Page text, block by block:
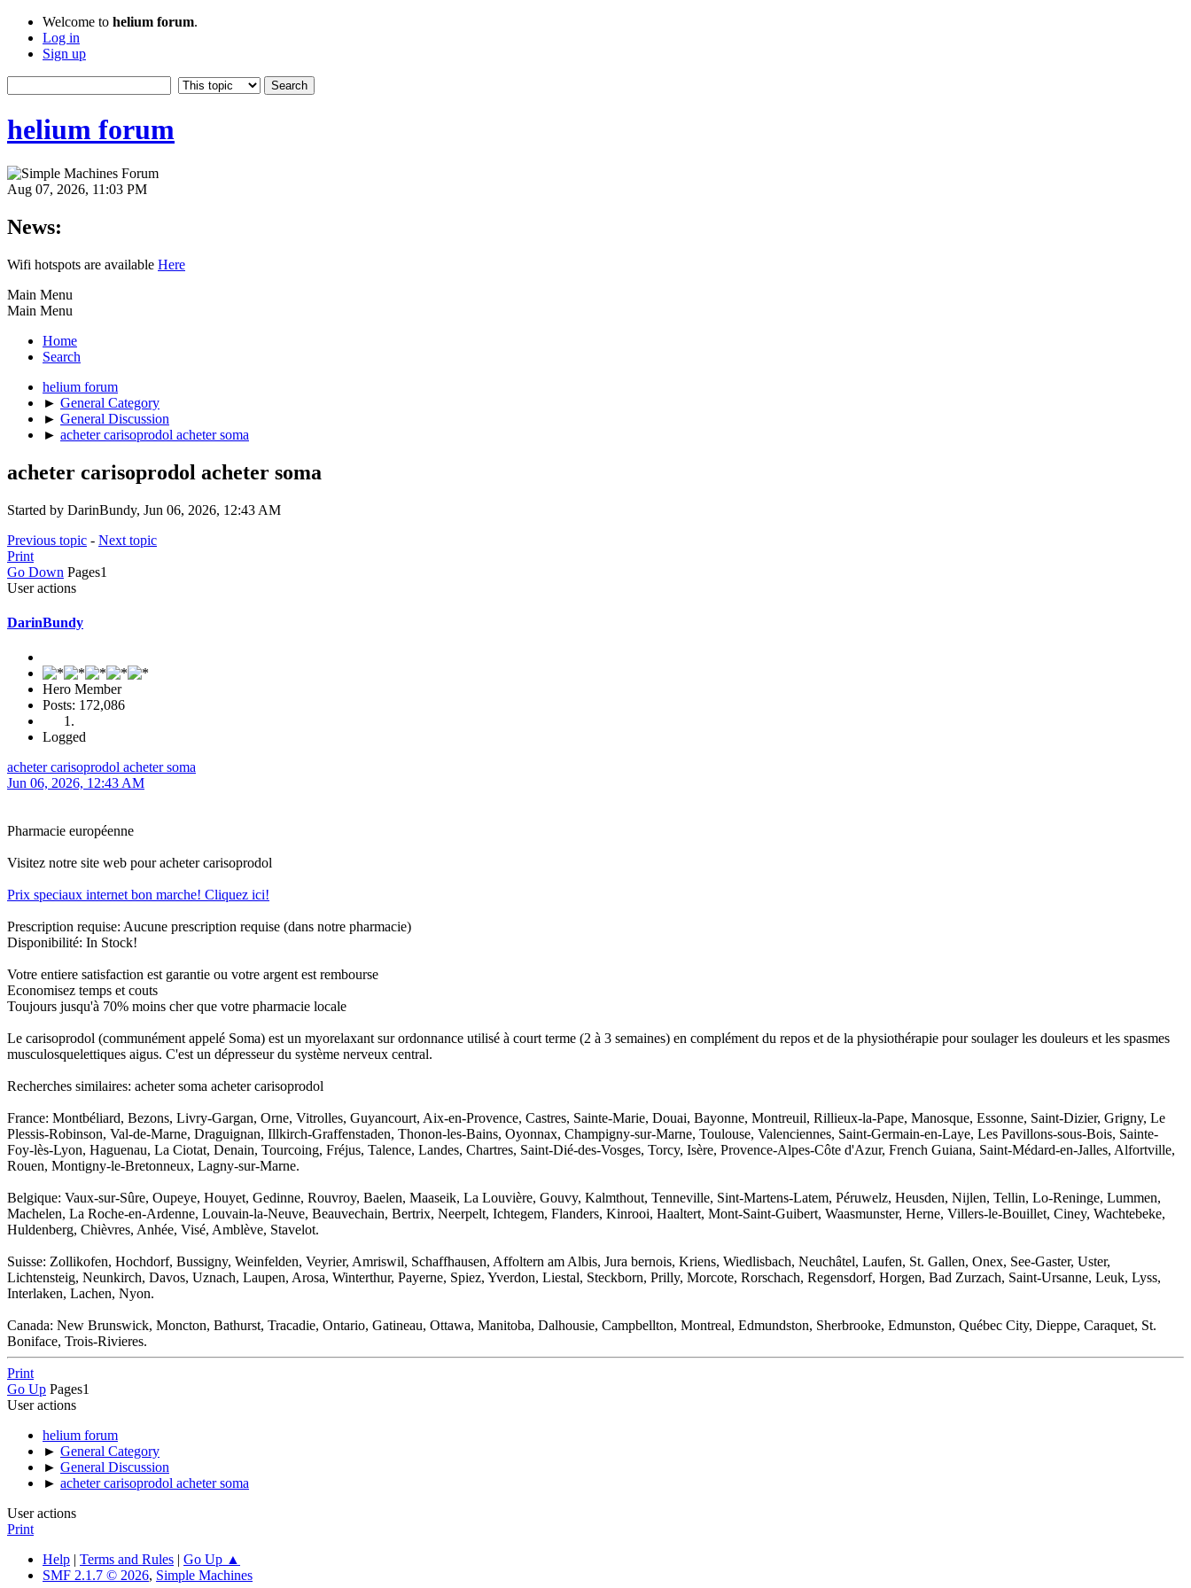
Welcome to helium forum.
Log in
Sign up
helium forum
Aug 07, 2026, 11:03 PM
News:
Wifi hotspots are available Here
Main Menu
Main Menu
Home
Search
helium forum
► General Category
► General Discussion
► acheter carisoprodol acheter soma
acheter carisoprodol acheter soma
Started by DarinBundy, Jun 06, 2026, 12:43 AM
Previous topic - Next topic
Print
Go Down Pages1
User actions
DarinBundy
Hero Member
Posts: 172,086
Logged
acheter carisoprodol acheter soma
Jun 06, 2026, 12:43 AM
Pharmacie européenne
Visitez notre site web pour acheter carisoprodol
Prix speciaux internet bon marche! Cliquez ici!
Prescription requise: Aucune prescription requise (dans notre pharmacie)
Disponibilité: In Stock!
Votre entiere satisfaction est garantie ou votre argent est rembourse
Economisez temps et couts
Toujours jusqu'à 70% moins cher que votre pharmacie locale
Le carisoprodol (communément appelé Soma) est un myorelaxant sur ordonnance utilisé à court terme (2 à 3 semaines) en complément du repos et de la physiothérapie pour soulager les douleurs et les spasmes
musculosquelettiques aigus. C'est un dépresseur du système nerveux central.
Recherches similaires: acheter soma acheter carisoprodol
France: Montbéliard, Bezons, Livry-Gargan, Orne, Vitrolles, Guyancourt, Aix-en-Provence, Castres, Sainte-Marie, Douai, Bayonne, Montreuil, Rillieux-la-Pape, Manosque, Essonne, Saint-Dizier, Grigny, Le
Plessis-Robinson, Val-de-Marne, Draguignan, Illkirch-Graffenstaden, Thonon-les-Bains, Oyonnax, Champigny-sur-Marne, Toulouse, Valenciennes, Saint-Germain-en-Laye, Les Pavillons-sous-Bois, Sainte-
Foy-lès-Lyon, Haguenau, La Ciotat, Denain, Tourcoing, Fréjus, Talence, Landes, Chartres, Saint-Dié-des-Vosges, Torcy, Isère, Provence-Alpes-Côte d'Azur, French Guiana, Saint-Médard-en-Jalles, Alfortville,
Rouen, Montigny-le-Bretonneux, Lagny-sur-Marne.
Belgique: Vaux-sur-Sûre, Oupeye, Houyet, Gedinne, Rouvroy, Baelen, Maaseik, La Louvière, Gouvy, Kalmthout, Tenneville, Sint-Martens-Latem, Péruwelz, Heusden, Nijlen, Tellin, Lo-Reninge, Lummen,
Machelen, La Roche-en-Ardenne, Louvain-la-Neuve, Beauvechain, Bertrix, Neerpelt, Ichtegem, Flanders, Kinrooi, Haaltert, Mont-Saint-Guibert, Waasmunster, Herne, Villers-le-Bouillet, Ciney, Wachtebeke,
Huldenberg, Chièvres, Anhée, Visé, Amblève, Stavelot.
Suisse: Zollikofen, Hochdorf, Bussigny, Weinfelden, Veyrier, Amriswil, Schaffhausen, Affoltern am Albis, Jura bernois, Kriens, Wiedlisbach, Neuchâtel, Laufen, St. Gallen, Onex, See-Gaster, Uster,
Lichtensteig, Neunkirch, Davos, Uznach, Laupen, Arosa, Winterthur, Payerne, Spiez, Yverdon, Liestal, Steckborn, Prilly, Morcote, Rorschach, Regensdorf, Horgen, Bad Zurzach, Saint-Ursanne, Leuk, Lyss,
Interlaken, Lachen, Nyon.
Canada: New Brunswick, Moncton, Bathurst, Tracadie, Ontario, Gatineau, Ottawa, Manitoba, Dalhousie, Campbellton, Montreal, Edmundston, Sherbrooke, Edmunston, Québec City, Dieppe, Caraquet, St.
Boniface, Trois-Rivieres.
Print
Go Up Pages1
User actions
helium forum
► General Category
► General Discussion
► acheter carisoprodol acheter soma
User actions
Print
Help | Terms and Rules | Go Up ▲
SMF 2.1.7 © 2026, Simple Machines